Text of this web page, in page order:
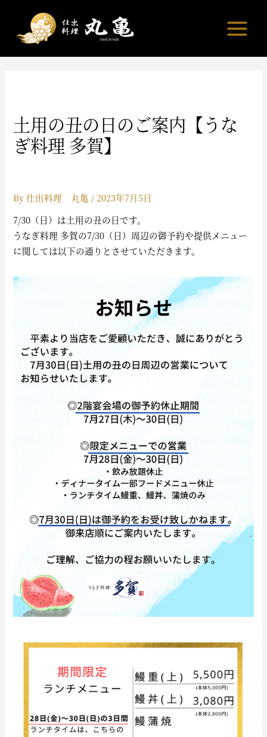
土用の丑の日のご案内【うな
ぎ料理 多賀】
By仕出料理 丸亀 / 2023年7月5日
7/30（日）は土用の丑の日です。
うなぎ料理 多賀の7/30（日）周辺の御予約や提供メニュー
に関しては以下の通りとさせていただきます。